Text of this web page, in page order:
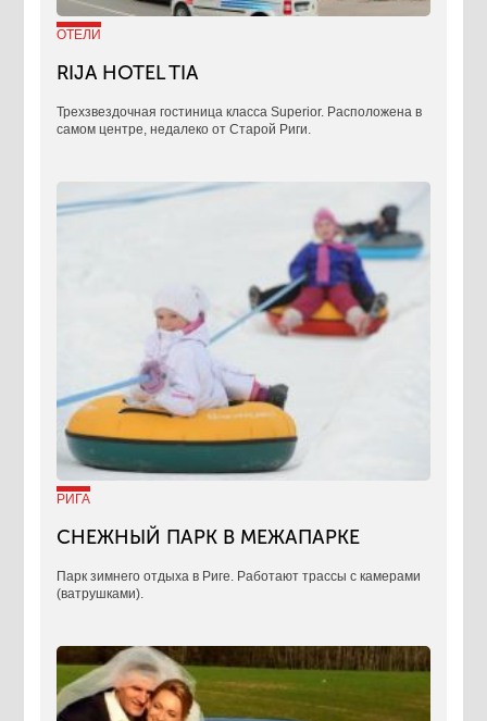
ОТЕЛИ
RIJA HOTEL TIA
Трехзвездочная гостиница класса Superior. Расположена в
самом центре, недалеко от Старой Риги.
РИГА
СНЕЖНЫЙ ПАРК В МЕЖАПАРКЕ
Парк зимнего отдыха в Риге. Работают трассы с камерами
(ватрушками).